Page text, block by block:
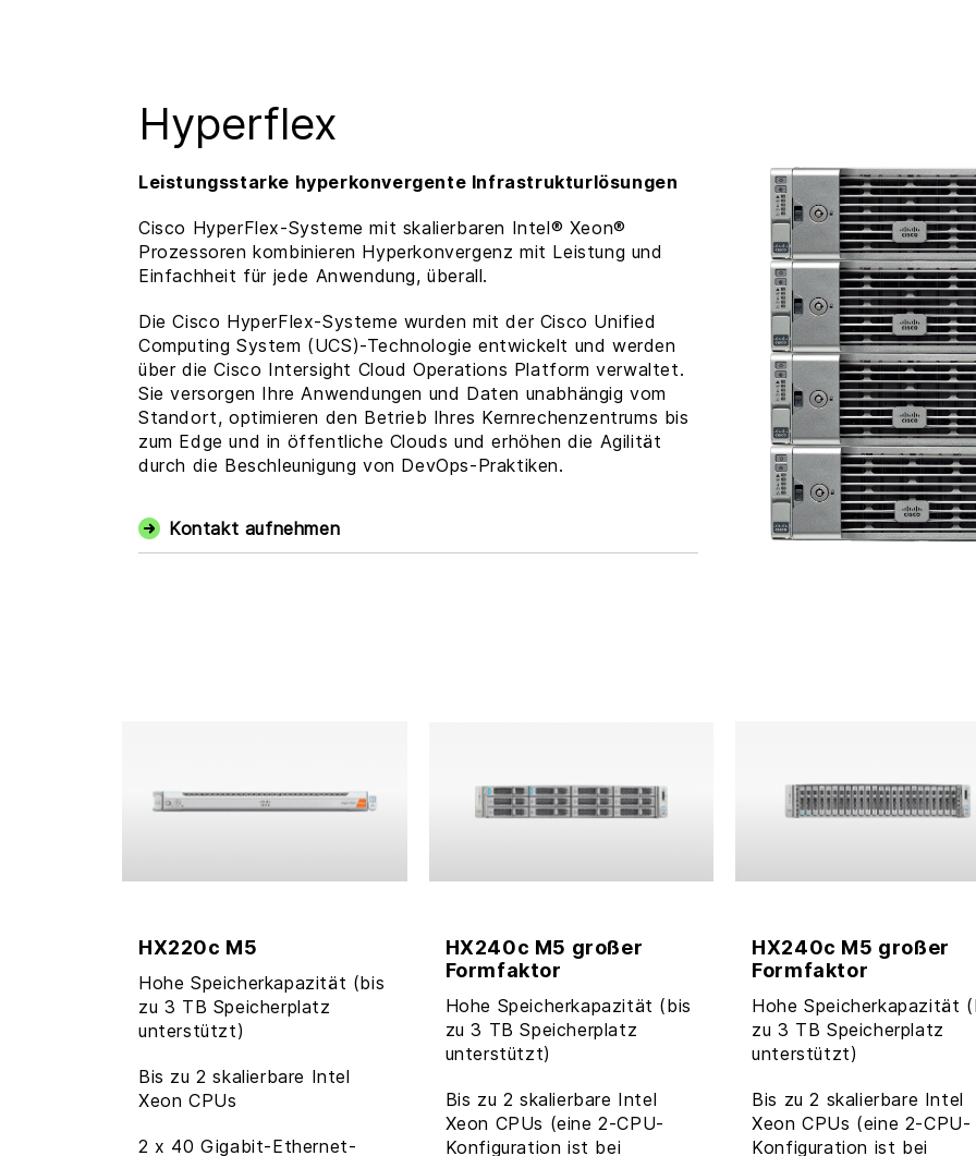
Hyperflex
Leistungsstarke hyperkonvergente Infrastrukturlösungen
Cisco HyperFlex-Systeme mit skalierbaren Intel® Xeon®
Prozessoren kombinieren Hyperkonvergenz mit Leistung und
Einfachheit für jede Anwendung, überall.
Die Cisco HyperFlex-Systeme wurden mit der Cisco Unified
Computing System (UCS)-Technologie entwickelt und werden
über die Cisco Intersight Cloud Operations Platform verwaltet.
Sie versorgen Ihre Anwendungen und Daten unabhängig vom
Standort, optimieren den Betrieb Ihres Kernrechenzentrums bis
zum Edge und in öffentliche Clouds und erhöhen die Agilität
durch die Beschleunigung von DevOps-Praktiken.
Kontakt aufnehmen
HX220c M5
Hohe Speicherkapazität (bis
zu 3 TB Speicherplatz
unterstützt)
Bis zu 2 skalierbare Intel
Xeon CPUs
2 x 40 Gigabit-Ethernet-
HX240c M5 großer
Formfaktor
Hohe Speicherkapazität (bis
zu 3 TB Speicherplatz
unterstützt)
Bis zu 2 skalierbare Intel
Xeon CPUs (eine 2-CPU-
Konfiguration ist bei
HX240c M5 großer
Formfaktor
Hohe Speicherkapazität
zu 3 TB Speicherplatz
unterstützt)
Bis zu 2 skalierbare Intel
Xeon CPUs (eine 2-CPU-
Konfiguration ist bei